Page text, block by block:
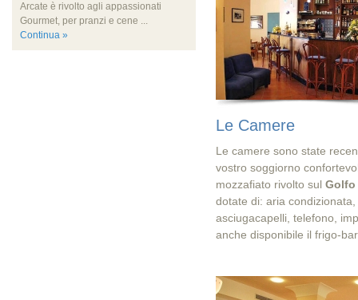
Le Camere
Le camere sono state
vostro soggiorno
mozzafiato rivolto sul Golfo
dotate di: aria
asciugacapelli, telefono,
anche disponibile il frigo-
Arcate è rivolto agli appassionati
Gourmet, per pranzi e cene ...
Continua »